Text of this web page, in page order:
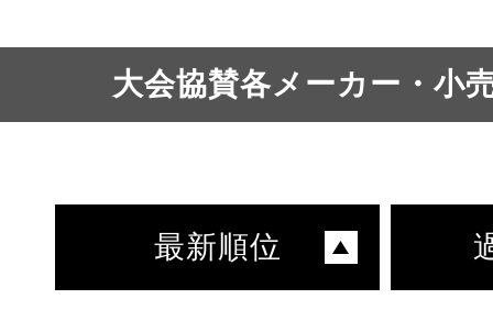
大会協賛各メーカー・小
最新順位